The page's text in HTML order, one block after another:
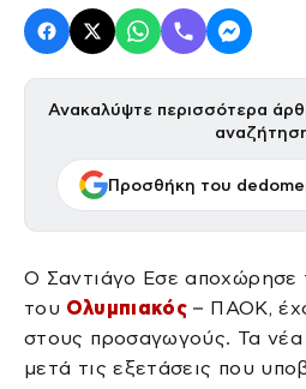
Ανακαλύψτε περισσότερα
Προσθήκη του
Ο Σαντιάγο Εσε αποχώρησε
του Ολυμπιακός – ΠΑΟΚ,
στους προσαγωγούς. Τα
μετά τις εξετάσεις που